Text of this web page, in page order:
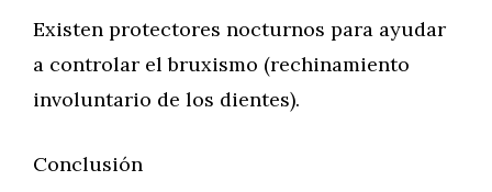
Existen protectores nocturnos para ayudar
a controlar el bruxismo (rechinamiento
involuntario de los dientes).
Conclusión